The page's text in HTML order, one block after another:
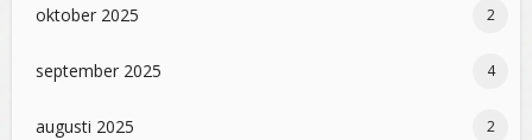
oktober 2025 2
september 2025 4
augusti 2025 2